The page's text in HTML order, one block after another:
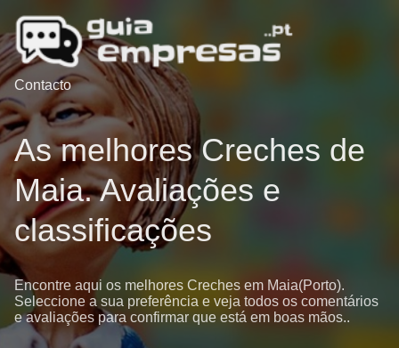
Contacto
As melhores Creches de
Maia. Avaliações e
classificações
Encontre aqui os melhores Creches em Maia(Porto).
Seleccione a sua preferência e veja todos os comentários
e avaliações para confirmar que está em boas mãos..